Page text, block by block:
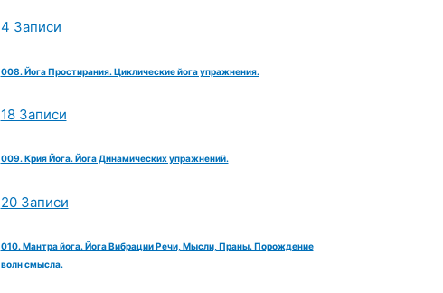
4 Записи
008. Йога Простирания. Циклические йога упражнения.
18 Записи
009. Крия Йога. Йога Динамических упражнений.
20 Записи
010. Мантра йога. Йога Вибрации Речи, Мысли, Праны. Порождение
волн смысла.